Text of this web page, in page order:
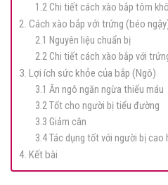
1.2 Chi tiết cách xào bắp tôm khô
2. Cách xào bắp với trứng (béo
2.1 Nguyên liệu chuẩn bị
2.2 Chi tiết cách xào bắp với
3. Lợi ích sức khỏe của bắp (Ngô)
3.1 Ăn ngô ngăn ngừa thiếu máu
3.2 Tốt cho người bị tiểu đường
3.3 Giảm cân
3.4 Tác dụng tốt với người bị cao
4. Kết bài